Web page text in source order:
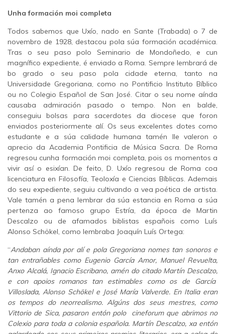
Unha formación moi completa
Todos sabemos que Uxío, nado en Sante (Trabada) o 7 de
novembro de 1928, destacou pola súa formación académica.
Tras o seu paso polo Seminario de Mondoñedo, e cun
magnífico expediente, é enviado a Roma. Sempre lembrará de
bo grado o seu paso pola cidade eterna, tanto na
Universidade Gregoriana, como no Pontificio Instituto Bíblico
ou no Colegio Español de San José. Citar o seu nome aínda
causaba admiración pasado o tempo. Non en balde,
conseguiu bolsas para sacerdotes da diocese que foron
enviados posteriormente alí. Os seus excelentes dotes como
estudante e a súa calidade humana tamén lle valeron o
aprecio da Academia Pontificia de Música Sacra. De Roma
regresou cunha formación moi completa, pois os momentos a
vivir así o esixían. De feito, D. Uxío regresou de Roma coa
licenciatura en Filosofía, Teoloxía e Ciencias Bíblicas. Ademais
do seu expediente, seguiu cultivando a vea poética de artista.
Vale tamén a pena lembrar da súa estancia en Roma a súa
pertenza ao famoso grupo Estría, da época de Martin
Descalzo ou de afamados biblistas españois como Luís
Alonso Schökel, como lembraba Joaquín Luís Ortega:
“Andaban aínda por alí e pola Gregoriana nomes tan sonoros e
tan entrañables como Eugenio García Amor, Manuel Revuelta,
Anxo Alcalá, Ignacio Escribano, amén do citado Martín Descalzo,
e con apoios romanos tan estimables como os de García
Villoslada, Alonso Schökel e José María Valverde. En Italia eran
os tempos do neorrealismo. Algúns dos seus mestres, como
Vittorio de Sica, pasaron entón polo cineforum que abrimos no
Colexio para toda a colonia española. Martín Descalzo, xa entón